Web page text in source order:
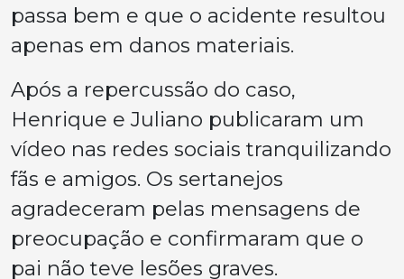
passa bem e que o acidente resultou
apenas em danos materiais.
Após a repercussão do caso,
Henrique e Juliano publicaram um
vídeo nas redes sociais tranquilizando
fãs e amigos. Os sertanejos
agradeceram pelas mensagens de
preocupação e confirmaram que o
pai não teve lesões graves.